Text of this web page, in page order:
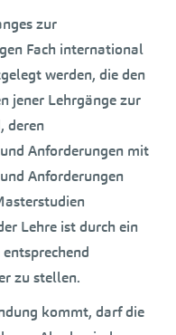
zur
Fach international
werden, die den
jener Lehrgänge zur
deren
Anforderungen mit
Anforderungen
Lehre ist durch ein
zu stellen.
kommt, darf die